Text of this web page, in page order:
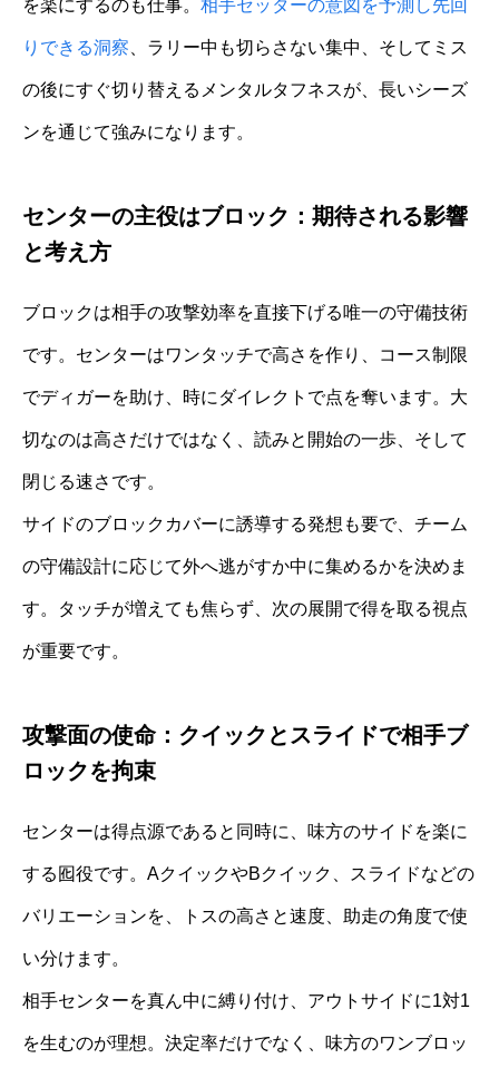
を楽にするのも仕事。 相手セッターの意図を予測し先回
りできる洞察 、ラリー中も切らさない集中、そしてミス
の後にすぐ切り替えるメンタルタフネスが、長いシーズ
ンを通じて強みになります。
センターの主役はブロック：期待される影響
と考え方
ブロックは相手の攻撃効率を直接下げる唯一の守備技術
です。センターはワンタッチで高さを作り、コース制限
でディガーを助け、時にダイレクトで点を奪います。大
切なのは高さだけではなく、読みと開始の一歩、そして
閉じる速さです。
サイドのブロックカバーに誘導する発想も要で、チーム
の守備設計に応じて外へ逃がすか中に集めるかを決めま
す。タッチが増えても焦らず、次の展開で得を取る視点
が重要です。
攻撃面の使命：クイックとスライドで相手ブ
ロックを拘束
センターは得点源であると同時に、味方のサイドを楽に
する囮役です。AクイックやBクイック、スライドなどの
バリエーションを、トスの高さと速度、助走の角度で使
い分けます。
相手センターを真ん中に縛り付け、アウトサイドに1対1
を生むのが理想。決定率だけでなく、味方のワンブロッ